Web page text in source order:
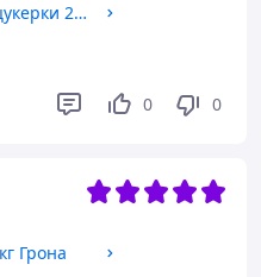
Курага з волоським горіхом цукерки 2,5 кг Марія
0 0
Грона